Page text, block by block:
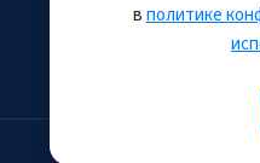
вполитике